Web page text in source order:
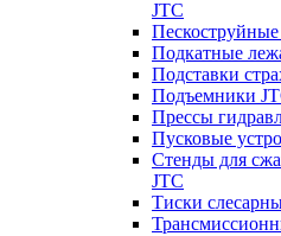
JTC
Подкатные
Подставки
Подъемники
Прессы
Пусковые
Стенды для
JTC
Тиски